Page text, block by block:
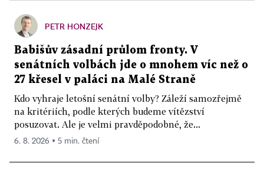
PETR HONZEJK
Babišův zásadní průlom fronty. V
senátních volbách jde o mnohem víc než o
27 křesel v paláci na Malé Straně
Kdo vyhraje letošní senátní volby? Záleží samozřejmě
na kritériích, podle kterých budeme vítězství
posuzovat. Ale je velmi pravděpodobné, že...
6. 8. 2026 ▪ 5 min. čtení